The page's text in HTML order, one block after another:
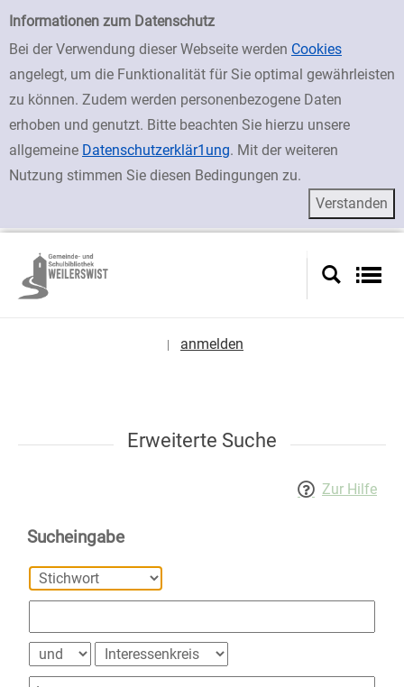
Erweiterte Suche
Informationen zum Datenschutz
Bei der Verwendung dieser Webseite werden Cookies
angelegt, um die Funktionalität für Sie optimal gewährleisten
zu können. Zudem werden personenbezogene Daten
erhoben und genutzt. Bitte beachten Sie hierzu unsere
allgemeine Datenschutzerklär1ung. Mit der weiteren
Nutzung stimmen Sie diesen Bedingungen zu.
zur Navigation springen
zum Inhalt springen
Zur erweiterten Suche springen
anmelden
Erweiterte Suche
Zur Hilfe
Sucheingabe